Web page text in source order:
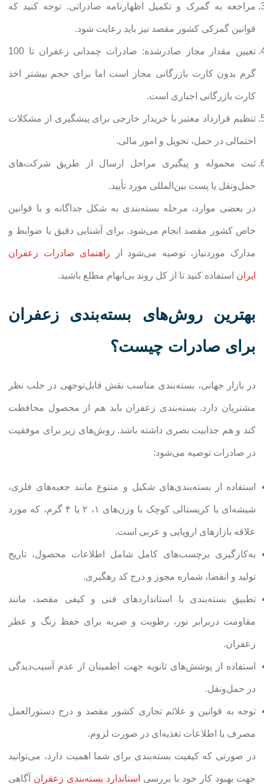
مراجعه به گمرک و تکمیل اظهارنامه صادراتی. توجه کنید که
قوانین گمرکی کشور مقصد نیز باید رعایت شود.
تعیین مقدار مجاز صادرشده: صادرات چمدانی زعفران تا 100
گرم بدون کارت بازرگانی مجاز است اما برای حجم بیشتر اخذ
کارت بازرگانی اجباری است.
تنظیم قرارداد معتبر با خریدار خارجی برای پیشگیری از مشکلات
احتمالی در حمل، تحویل و امور مالی.
ثبت محموله و پیگیری مراحل ارسال از طریق شرکت‌های
حمل‌ونقل یا پست بین‌المللی مورد تأیید.
در بعضی موارد، مرحله بسته‌بندی به شکل جداگانه و با قوانین
خاص کشور مقصد انجام می‌شود. برای آشنایی دقیق با ضوابط و
مدارک موردنیاز، توصیه می‌شود از راهنمای صادرات زعفران
ایران استفاده کنید تا از کل روند بی‌ابهام مطلع باشید.
بهترین روش‌های بسته‌بندی زعفران
برای صادرات چیست؟
در بازار جهانی، بسته‌بندی مناسب نقش قابل‌توجهی در جلب نظر
مشتریان دارد. بسته‌بندی زعفران باید هم از محصول محافظت
کند و هم جذابیت بصری داشته باشد. روش‌های زیر برای موفقیت
در صادرات توصیه می‌شود:
استفاده از بسته‌بندی‌های شکیل و متنوع مانند جعبه‌های فلزی،
شیشه‌ای یا کریستالی کوچک با وزن‌های ۱، ۲ یا ۴ گرم، که مورد
علاقه بازارهای اروپایی و عربی است.
به‌کارگیری برچسب‌های کامل شامل اطلاعات محصول، تاریخ
تولید و انقضا، شماره مجوز و درج کد رهگیری.
تطبیق بسته‌بندی با استانداردهای فنی و کیفی مقصد، مانند
مقاومت دربرابر نور، رطوبت و ضربه برای حفظ رنگ و عطر
زعفران.
استفاده از پوشش‌های ثانویه جهت اطمینان از عدم آسیب‌دیدگی
در حمل‌ونقل.
توجه به قوانین و علائم تجاری کشور مقصد و درج دستورالعمل
مصرف یا اطلاعات تغذیه‌ای در صورت لزوم.
در صورتی که کیفیت بسته‌بندی برای شما اهمیت دارد، می‌توانید
جهت بهبود کار خود با بررسی استاندارد بسته‌بندی زعفران آگاهی